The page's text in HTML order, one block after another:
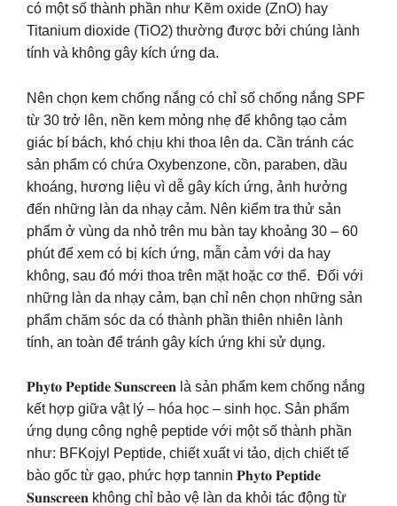
có một số thành phần như Kẽm oxide (ZnO) hay
Titanium dioxide (TiO2) thường được bởi chúng lành
tính và không gây kích ứng da.
Nên chọn kem chống nắng có chỉ số chống nắng SPF
từ 30 trở lên, nền kem mỏng nhẹ để không tạo cảm
giác bí bách, khó chịu khi thoa lên da. Cần tránh các
sản phẩm có chứa Oxybenzone, cồn, paraben, dầu
khoáng, hương liệu vì dễ gây kích ứng, ảnh hưởng
đến những làn da nhạy cảm. Nên kiểm tra thử sản
phẩm ở vùng da nhỏ trên mu bàn tay khoảng 30 – 60
phút để xem có bị kích ứng, mẫn cảm với da hay
không, sau đó mới thoa trên mặt hoặc cơ thể. Đối với
những làn da nhạy cảm, bạn chỉ nên chọn những sản
phẩm chăm sóc da có thành phần thiên nhiên lành
tính, an toàn để tránh gây kích ứng khi sử dụng.
𝐏𝐡𝐲𝐭𝐨 𝐏𝐞𝐩𝐭𝐢𝐝𝐞 𝐒𝐮𝐧𝐬𝐜𝐫𝐞𝐞𝐧 là sản phẩm kem chống nắng
kết hợp giữa vật lý – hóa học – sinh học. Sản phẩm
ứng dụng công nghệ peptide với một số thành phần
như: BFKojyl Peptide, chiết xuất vi tảo, dịch chiết tế
bào gốc từ gạo, phức hợp tannin 𝐏𝐡𝐲𝐭𝐨 𝐏𝐞𝐩𝐭𝐢𝐝𝐞
𝐒𝐮𝐧𝐬𝐜𝐫𝐞𝐞𝐧 không chỉ bảo vệ làn da khỏi tác động từ